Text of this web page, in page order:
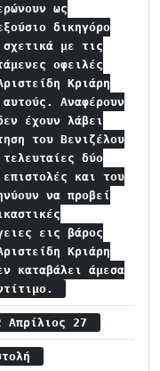
ως
δικηγόρο
με τις
οφειλές
Κριάρη
Αναφέρουν
έχουν λάβει
του Βενιζέλου
δύο
και του
να προβεί
εις βάρος
Κριάρη
καταβάλει άμεσα
Απρίλιος 27